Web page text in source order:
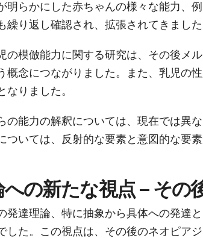
明らかにした赤ちゃんの様々な能力、
繰り返し確認され、拡張されてきました
の模倣能力に関する研究は、その後メ
概念につながりました。また、乳児の
なりました。
の能力の解釈については、現在では異
ついては、反射的な要素と意図的な要
の新たな視点 – その
発達理論、特に抽象から具体への発達
した。この視点は、その後のネオピア